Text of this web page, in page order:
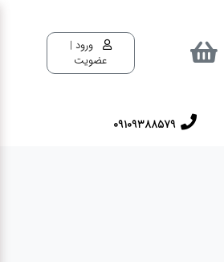
ورود |
عضویت
09109388579